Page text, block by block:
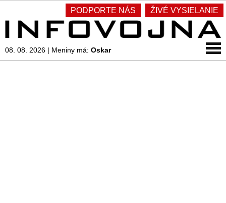
PODPORTE NÁS ŽIVÉ VYSIELANIE
08. 08. 2026 | Meniny má: Oskar